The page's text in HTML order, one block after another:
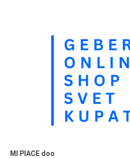
MI PIACE doo